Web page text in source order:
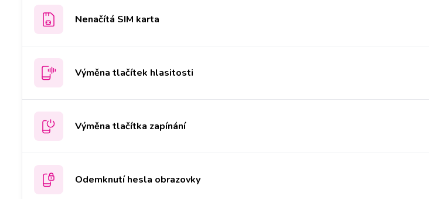
Nenačítá SIM karta
Výměna tlačítek hlasitosti
Výměna tlačítka zapínání
Odemknutí hesla obrazovky